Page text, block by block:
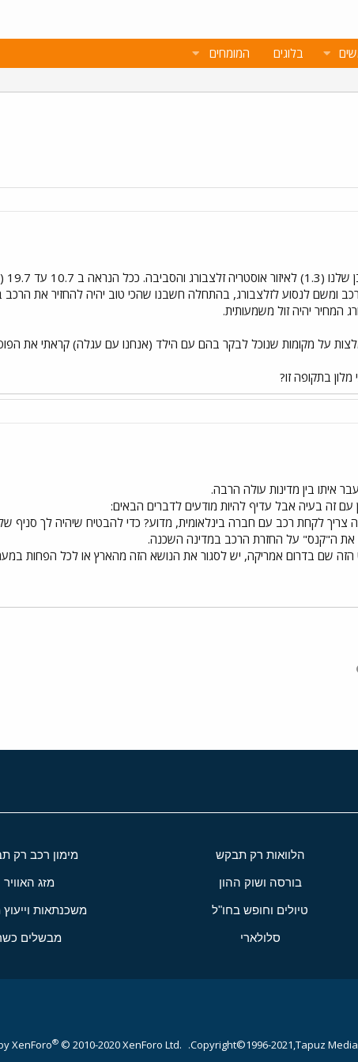
בלוגים המומחים
ב 10.7 עד 19.7 (-/+)
ומשם לנסוע לזלצבורג, בהתחלה חשבנו שהכי טוב יהיה להחזיר את הרכב
המחיר יהיה זול משמעותית.
על מקומות שנוכל לבקר בהם עם הילד (אנחנו עם עגלה) קראתי את
בתקופה זו?
איתו בין מדינות עולה הרבה.
עם זה בעיה אבל עדיף להיות מודעים לדברים הבאים:
צריך לקחת רכב עם חברה בינלאומית, מדוע? כדי להבטיח שיהיה לך סניף
את ה"קנס" על החזרת הרכב במדינה השכנה.
שם בדרום אמריקה, יש לסגור את הנושא הזה מהארץ או לכל הפחות
הלוואות רק תבקש מימון רכב רק
בורסה ושוק ההון מזג האוויר
טיולים וחופש בחו"ל משכנתאות וייעוץ
סלולארי מבשלים
Copyright©1996-2021,Tapuz Media
XenForo® © 2010-2020 XenForo Ltd.